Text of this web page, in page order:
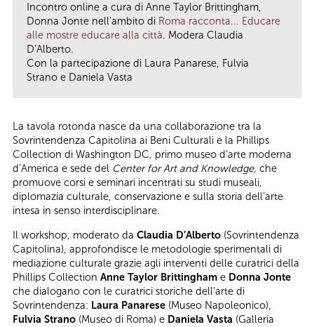
Incontro online a cura di Anne Taylor Brittingham,
Donna Jonte nell'ambito di Roma racconta... Educare
alle mostre educare alla città. Modera Claudia
D’Alberto.
Con la partecipazione di Laura Panarese, Fulvia
Strano e Daniela Vasta
La tavola rotonda nasce da una collaborazione tra la
Sovrintendenza Capitolina ai Beni Culturali e la Phillips
Collection di Washington DC, primo museo d’arte moderna
d’America e sede del Center for Art and Knowledge, che
promuove corsi e seminari incentrati su studi museali,
diplomazia culturale, conservazione e sulla storia dell’arte
intesa in senso interdisciplinare.
Il workshop, moderato da Claudia D’Alberto (Sovrintendenza
Capitolina), approfondisce le metodologie sperimentali di
mediazione culturale grazie agli interventi delle curatrici della
Phillips Collection Anne Taylor Brittingham e Donna Jonte
che dialogano con le curatrici storiche dell’arte di
Sovrintendenza: Laura Panarese (Museo Napoleonico),
Fulvia Strano (Museo di Roma) e Daniela Vasta (Galleria